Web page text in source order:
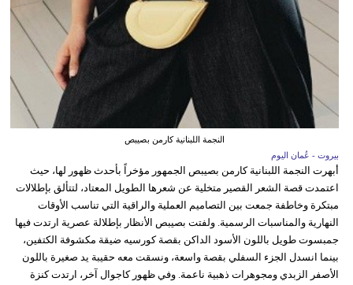
النجمة اللبنانية كارمن بصيبص
بيروت - عُمان اليوم
أبهرت النجمة اللبنانية كارمن بصيبص الجمهور مؤخراً بأحدث ظهور لها، حيث
اعتمدت قصة الشعر القصير متخلية عن شعرها الطويل المعتاد، لتتألق بإطلالات
مبتكرة وخاطفة جمعت بين التصاميم العملية والراقية التي تناسب الأوقات
النهارية والمناسبات الرسمية. ولفتت بصيبص الأنظار بإطلالة عصرية ارتدت فيها
جمبسوت طويل باللون الأسود الداكن بقصة كورسيه ضيقة مكشوفة الكتفين،
بينما انسدل الجزء السفلي بقصة واسعة، ونسقت معه حقيبة يد صغيرة باللون
الأصفر الزبدي ومجوهرات ذهبية ناعمة. وفي ظهور كاجوال آخر، ارتدت كنزة